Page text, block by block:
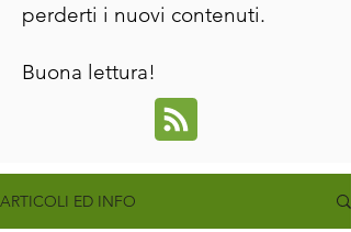
perderti i nuovi contenuti.
Buona lettura!
ARTICOLI ED INFO